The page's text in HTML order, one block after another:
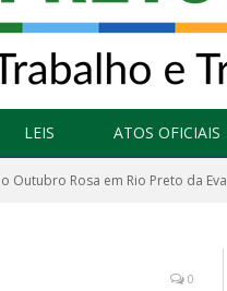
LEIS ATOS OFICIAIS
Outubro Rosa em Rio Preto da Eva
0